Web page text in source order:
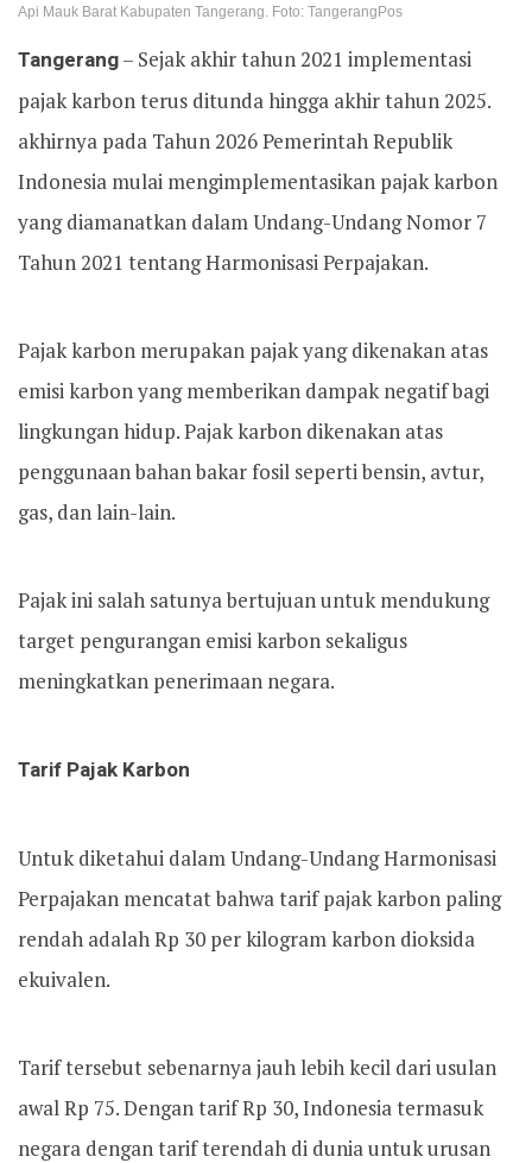
Api Mauk Barat Kabupaten Tangerang. Foto: TangerangPos
Tangerang– Sejak akhir tahun 2021 implementasi
pajak karbon terus ditunda hingga akhir tahun 2025.
akhirnya pada Tahun 2026 Pemerintah Republik
Indonesia mulai mengimplementasikan pajak karbon
yang diamanatkan dalam Undang-Undang Nomor 7
Tahun 2021 tentang Harmonisasi Perpajakan.
Pajak karbon merupakan pajak yang dikenakan atas
emisi karbon yang memberikan dampak negatif bagi
lingkungan hidup. Pajak karbon dikenakan atas
penggunaan bahan bakar fosil seperti bensin, avtur,
gas, dan lain-lain.
Pajak ini salah satunya bertujuan untuk mendukung
target pengurangan emisi karbon sekaligus
meningkatkan penerimaan negara.
Tarif Pajak Karbon
Untuk diketahui dalam Undang-Undang Harmonisasi
Perpajakan mencatat bahwa tarif pajak karbon paling
rendah adalah Rp 30 per kilogram karbon dioksida
ekuivalen.
Tarif tersebut sebenarnya jauh lebih kecil dari usulan
awal Rp 75. Dengan tarif Rp 30, Indonesia termasuk
negara dengan tarif terendah di dunia untuk urusan